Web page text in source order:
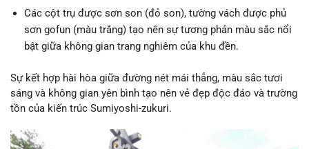
Các cột trụ được sơn son (đỏ son), tường vách được phủ
sơn gofun (màu trắng) tạo nên sự tương phản màu sắc nổi
bật giữa không gian trang nghiêm của khu đền.
Sự kết hợp hài hòa giữa đường nét mái thẳng, màu sắc tươi
sáng và không gian yên bình tạo nên vẻ đẹp độc đáo và trường
tồn của kiến trúc Sumiyoshi-zukuri.